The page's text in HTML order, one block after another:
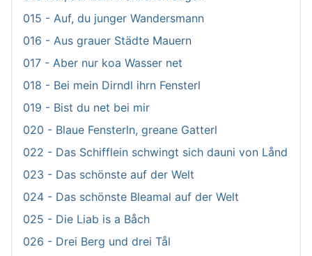
015 - Auf, du junger Wandersmann
016 - Aus grauer Städte Mauern
017 - Aber nur koa Wasser net
018 - Bei mein Dirndl ihrn Fensterl
019 - Bist du net bei mir
020 - Blaue Fensterln, greane Gatterl
022 - Das Schifflein schwingt sich dauni von Lånd
023 - Das schönste auf der Welt
024 - Das schönste Bleamal auf der Welt
025 - Die Liab is a Båch
026 - Drei Berg und drei Tål